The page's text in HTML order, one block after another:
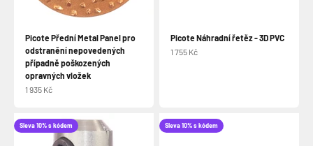
Picote Přední Metal Panel pro
odstranění nepovedených
případně poškozených
opravných vložek
Prodejní cena
1 935 Kč
Picote Náhradní řetěz - 3D PVC
Prodejní cena
1 755 Kč
Sleva 10% s kódem Sleva 10% s kódem